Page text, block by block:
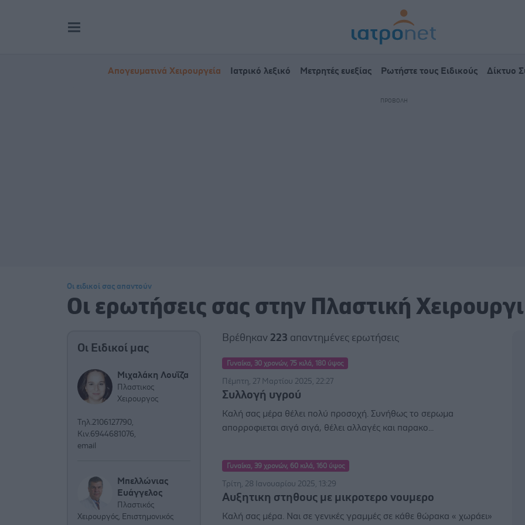
Απογευματινά Χειρουργεία Ιατρικό λεξικό Μετρητές ευεξίας Ρωτήστε τους Ειδικούς Δίκτυο
Οι ειδικοί σας απαντούν
Οι ερωτήσεις σας στην Πλαστική
Οι Ειδικοί μας
Μιχαλάκη Λουΐζα
Πλαστικος
Χειρουργος
Τηλ.2106127790,
Κιν.6944681076,
email
Μπελλώνιας
Ευάγγελος
Πλαστικός
Χειρουργός, Επιστημονικός
Βρέθηκαν 223 απαντημένες ερωτήσεις
Γυναίκα, 30 χρονών, 75 κιλά, 180 ύψος
Πέμπτη, 27 Μαρτίου 2025, 22:27
Συλλογή υγρού
Καλή σας μέρα θέλει πολύ προσοχή. Συνήθως το σερωμα
απορροφιεται σιγά σιγά, θέλει αλλαγές και παρακο...
Γυναίκα, 39 χρονών, 60 κιλά, 160 ύψος
Τρίτη, 28 Ιανουαρίου 2025, 13:29
Αυξητικη στηθους με μικροτερο νουμερο
Καλή σας μέρα. Ναι σε γενικές γραμμές σε κάθε θώρακα « χωράει»